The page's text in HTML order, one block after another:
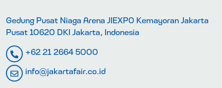
Gedung Pusat Niaga Arena JIEXPO Kemayoran Jakarta
Pusat 10620 DKI Jakarta, Indonesia
+62 21 2664 5000
info@jakartafair.co.id